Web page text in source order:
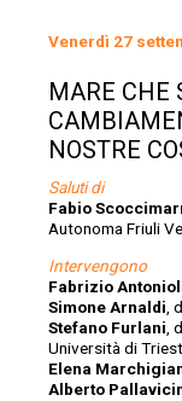
Venerdì 27
MARE CHE
NOSTRE
Saluti di
Fabio
Autonoma Friuli
Intervengono
Fabrizio
Simone Arnaldi ,
Stefano Furlani ,
Università di
Elena
Alberto